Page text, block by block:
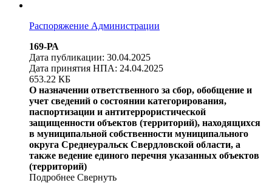
Распоряжение Администрации
169-РА
Дата публикации: 30.04.2025
Дата принятия НПА: 24.04.2025
653.22 КБ
О назначении ответственного за сбор, обобщение и
учет сведений о состоянии категорирования,
паспортизации и антитеррористической
защищенности объектов (территорий), находящихся
в муниципальной собственности муниципального
округа Среднеуральск Свердловской области, а
также ведение единого перечня указанных объектов
(территорий)
Подробнее Свернуть